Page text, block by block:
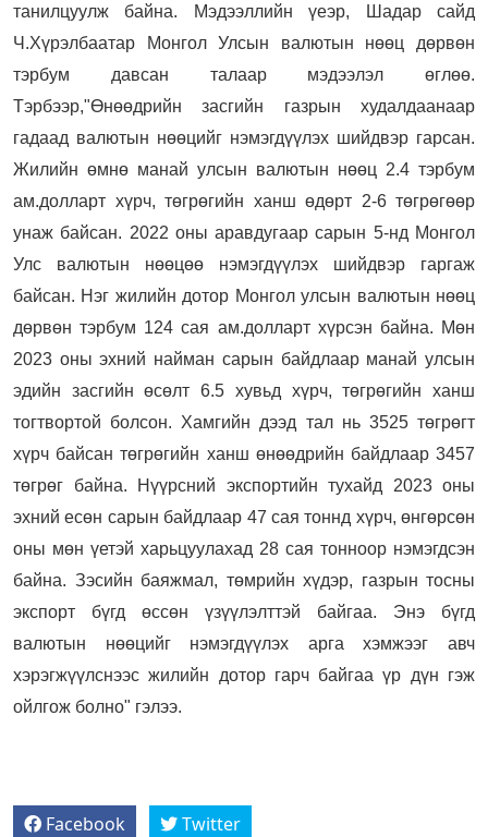
танилцуулж байна. Мэдээллийн үеэр, Шадар сайд
Ч.Хүрэлбаатар Монгол Улсын валютын нөөц дөрвөн
тэрбум давсан талаар мэдээлэл өглөө.
Тэрбээр,"Өнөөдрийн засгийн газрын худалдаанаар
гадаад валютын нөөцийг нэмэгдүүлэх шийдвэр гарсан.
Жилийн өмнө манай улсын валютын нөөц 2.4 тэрбум
ам.долларт хүрч, төгрөгийн ханш өдөрт 2-6 төгрөгөөр
унаж байсан. 2022 оны аравдугаар сарын 5-нд Монгол
Улс валютын нөөцөө нэмэгдүүлэх шийдвэр гаргаж
байсан. Нэг жилийн дотор Монгол улсын валютын нөөц
дөрвөн тэрбум 124 сая ам.долларт хүрсэн байна. Мөн
2023 оны эхний найман сарын байдлаар манай улсын
эдийн засгийн өсөлт 6.5 хувьд хүрч, төгрөгийн ханш
тогтвортой болсон. Хамгийн дээд тал нь 3525 төгрөгт
хүрч байсан төгрөгийн ханш өнөөдрийн байдлаар 3457
төгрөг байна. Нүүрсний экспортийн тухайд 2023 оны
эхний есөн сарын байдлаар 47 сая тоннд хүрч, өнгөрсөн
оны мөн үетэй харьцуулахад 28 сая тонноор нэмэгдсэн
байна. Зэсийн баяжмал, төмрийн хүдэр, газрын тосны
экспорт бүгд өссөн үзүүлэлттэй байгаа. Энэ бүгд
валютын нөөцийг нэмэгдүүлэх арга хэмжээг авч
хэрэгжүүлснээс жилийн дотор гарч байгаа үр дүн гэж
ойлгож болно" гэлээ.
Facebook Twitter